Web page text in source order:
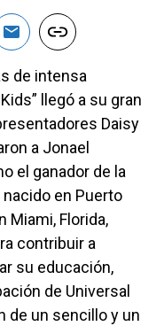
de intensa
llegó a su gran
Daisy
a Jonael
el ganador de la
en Puerto
Miami, Florida,
contribuir a
su educación,
de Universal
de un sencillo y un